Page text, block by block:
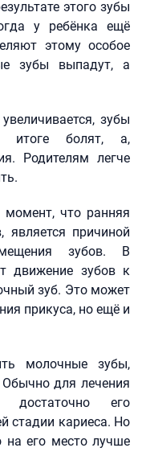
этого зубы
у ребёнка ещё
этому особое
зубы выпадут, а
зубы
итоге болят, а,
Родителям легче
момент, что ранняя
является причиной
зубов. В
движение зубов к
зуб. Это может
прикуса, но ещё и
молочные зубы,
для лечения
достаточно его
стадии кариеса. Но
на его место лучше